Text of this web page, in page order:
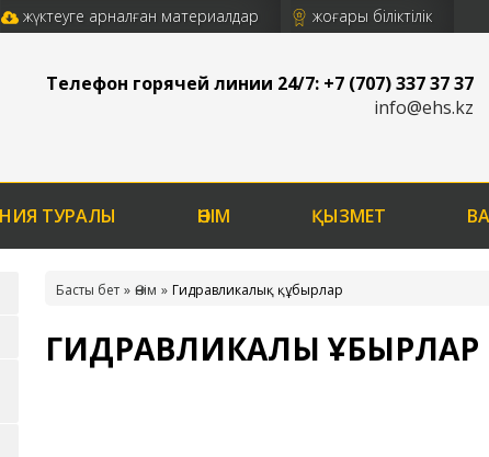
жүктеуге арналған материалдар жоғары біліктілік
Телефон горячей линии 24/7: +7 (707) 337 37 37
info@ehs.kz
ТУРАЛЫ ӨНІМ ҚЫЗМЕТ
Басты бет Өнім Гидравликалық құбырлар
ГИДРАВЛИКАЛЫҚ ҚҰБЫРЛАР